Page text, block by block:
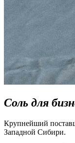
Соль для
Крупнейший
Западной Сибири.